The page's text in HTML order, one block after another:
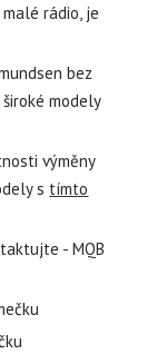
rádio, je
bez
modely
výměny
s tímto
- MQB